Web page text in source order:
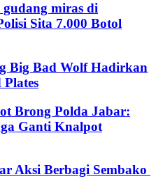
gudang miras di
Sita 7.000 Botol
Big Bad Wolf Hadirkan
Plates
Brong Polda Jabar:
Ganti Knalpot
Aksi Berbagi Sembako